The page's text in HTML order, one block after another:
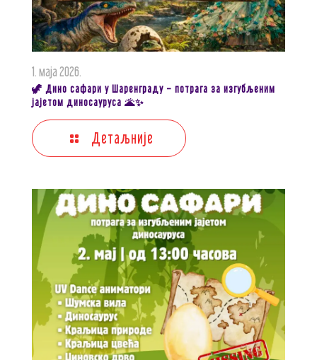
1. маја 2026.
🦖 Дино сафари у Шаренграду – потрага за изгубљеним
јајетом диносауруса 🌋✨
Детаљније